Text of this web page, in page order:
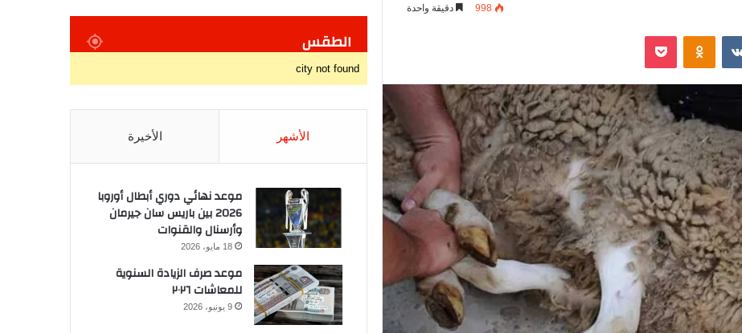
998 دقيقة واحدة
الطقس
city not found
الأشهر الأخيرة
موعد نهائي دوري أبطال أوروبا
2026 بين باريس سان جيرمان
وأرسنال والقنوات
18 مايو، 2026
موعد صرف الزيادة السنوية
للمعاشات ٢٠٢٦
9 يونيو، 2026